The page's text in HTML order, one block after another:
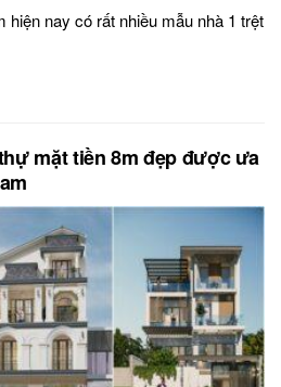
hiện nay có rất nhiều mẫu nhà 1 trệt
mặt tiền 8m đẹp được ưa